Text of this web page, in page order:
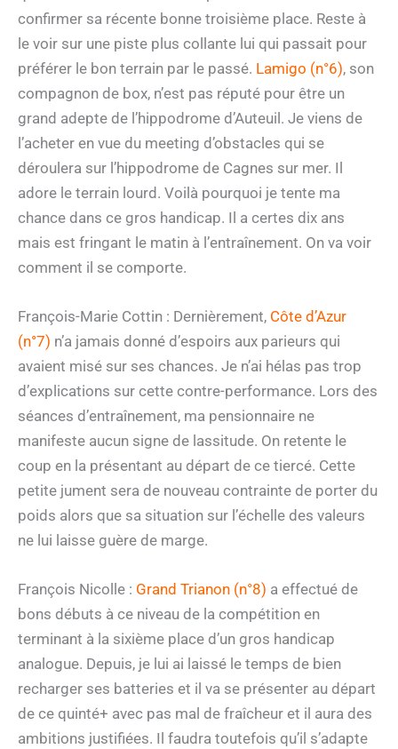
confirmer sa récente bonne troisième place. Reste à
le voir sur une piste plus collante lui qui passait pour
préférer le bon terrain par le passé. Lamigo (n°6), son
compagnon de box, n’est pas réputé pour être un
grand adepte de l’hippodrome d’Auteuil. Je viens de
l’acheter en vue du meeting d’obstacles qui se
déroulera sur l’hippodrome de Cagnes sur mer. Il
adore le terrain lourd. Voilà pourquoi je tente ma
chance dans ce gros handicap. Il a certes dix ans
mais est fringant le matin à l’entraînement. On va voir
comment il se comporte.
François-Marie Cottin : Dernièrement, Côte d’Azur
(n°7) n’a jamais donné d’espoirs aux parieurs qui
avaient misé sur ses chances. Je n’ai hélas pas trop
d’explications sur cette contre-performance. Lors des
séances d’entraînement, ma pensionnaire ne
manifeste aucun signe de lassitude. On retente le
coup en la présentant au départ de ce tiercé. Cette
petite jument sera de nouveau contrainte de porter du
poids alors que sa situation sur l’échelle des valeurs
ne lui laisse guère de marge.
François Nicolle : Grand Trianon (n°8) a effectué de
bons débuts à ce niveau de la compétition en
terminant à la sixième place d’un gros handicap
analogue. Depuis, je lui ai laissé le temps de bien
recharger ses batteries et il va se présenter au départ
de ce quinté+ avec pas mal de fraîcheur et il aura des
ambitions justifiées. Il faudra toutefois qu’il s’adapte